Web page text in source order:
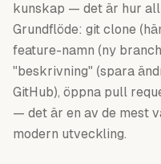
kunskap — det är hur all
Grundflöde: git clone
feature-namn (ny
"beskrivning" (spara
GitHub), öppna pull
— det är en av de mest
modern utveckling.